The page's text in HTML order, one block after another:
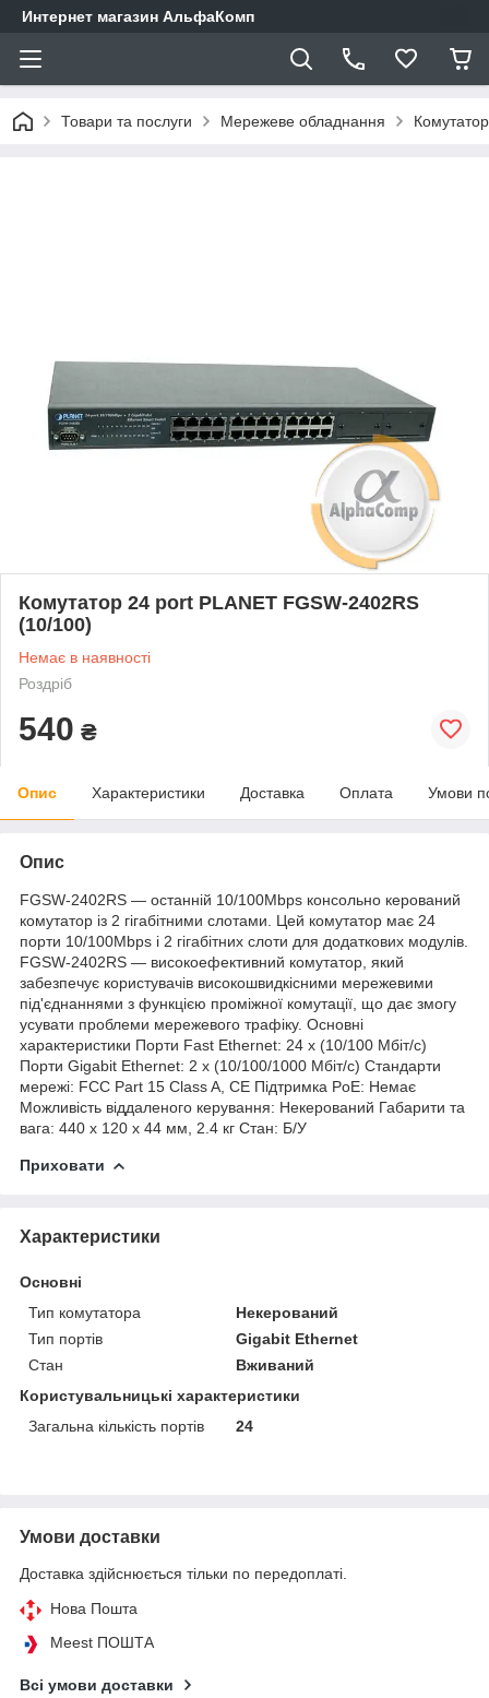
Интернет магазин АльфаКомп
Товари та послуги Мережеве обладнання
Комутатор 24 port PLANET FGSW-2402RS
(10/100)
Немає в наявності
Роздріб
540 ₴
Опис Характеристики Доставка Оплата Умови
Опис
FGSW-2402RS — останній 10/100Mbps консольно керований
комутатор із 2 гігабітними слотами. Цей комутатор має 24
порти 10/100Mbps і 2 гігабітних слоти для додаткових модулів.
FGSW-2402RS — високоефективний комутатор, який
забезпечує користувачів високошвидкісними мережевими
під'єднаннями з функцією проміжної комутації, що дає змогу
усувати проблеми мережевого трафіку. Основні
характеристики Порти Fast Ethernet: 24 x (10/100 Мбіт/с)
Порти Gigabit Ethernet: 2 x (10/100/1000 Мбіт/с) Стандарти
мережі: FCC Part 15 Class A, CE Підтримка PoE: Немає
Можливість віддаленого керування: Некерований Габарити та
вага: 440 x 120 x 44 мм, 2.4 кг Стан: Б/У
Приховати
Характеристики
Основні
Тип комутатора
Некерований
Тип портів
Gigabit Ethernet
Стан
Вживаний
Користувальницькі характеристики
Загальна кількість портів
24
Умови доставки
Доставка здійснюється тільки по передоплаті.
Нова Пошта
Meest ПОШТА
Всі умови доставки